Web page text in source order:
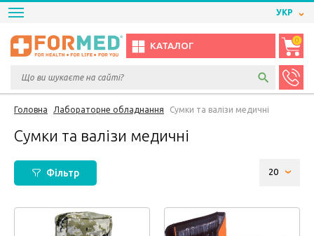
УКР
КАТАЛОГ
0
Головна Лабораторне обладнання Сумки та валізи медичні
Сумки та валізи медичні
Фільтр